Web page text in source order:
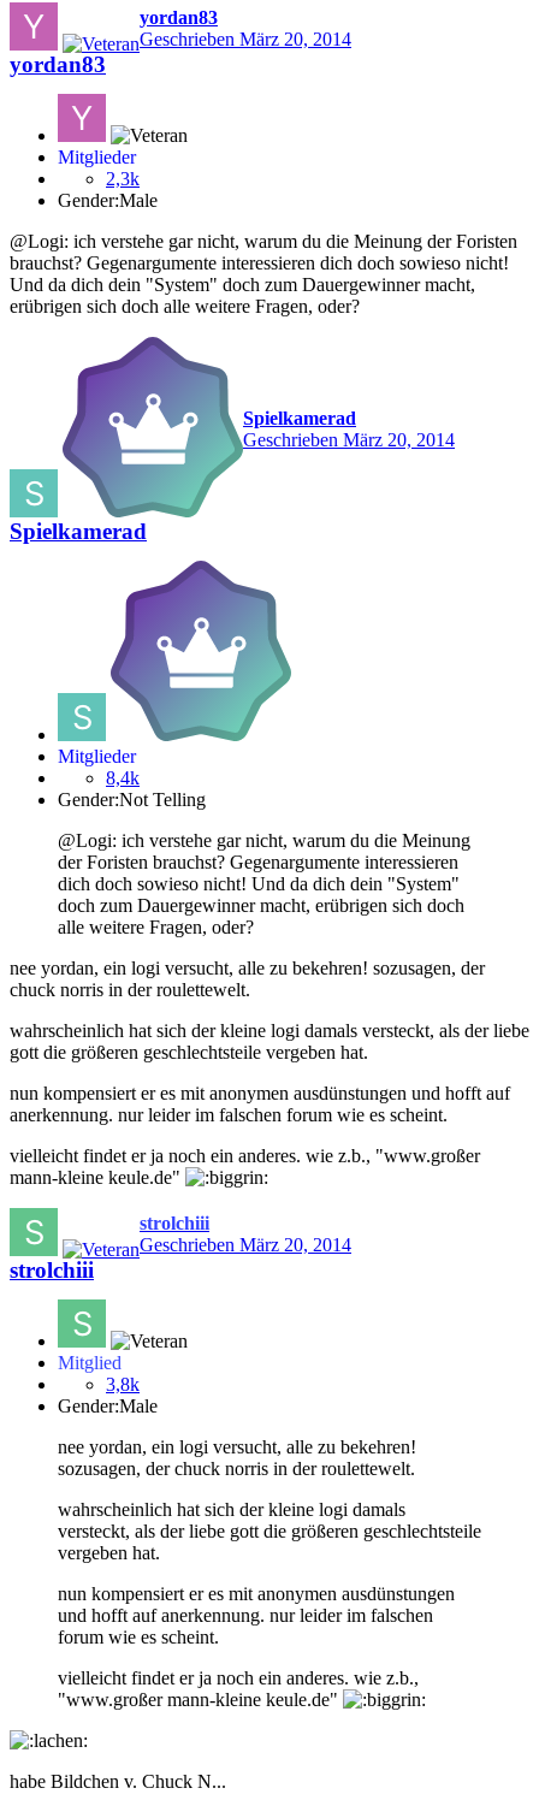
yordan83
Geschrieben März 20, 2014
yordan83
Mitglieder
2,3k
Gender:Male
@Logi: ich verstehe gar nicht, warum du die Meinung der Foristen
brauchst? Gegenargumente interessieren dich doch sowieso nicht!
Und da dich dein "System" doch zum Dauergewinner macht,
erübrigen sich doch alle weitere Fragen, oder?
Spielkamerad
Geschrieben März 20, 2014
Spielkamerad
Mitglieder
8,4k
Gender:Not Telling
@Logi: ich verstehe gar nicht, warum du die Meinung
der Foristen brauchst? Gegenargumente interessieren
dich doch sowieso nicht! Und da dich dein "System"
doch zum Dauergewinner macht, erübrigen sich doch
alle weitere Fragen, oder?
nee yordan, ein logi versucht, alle zu bekehren! sozusagen, der
chuck norris in der roulettewelt.
wahrscheinlich hat sich der kleine logi damals versteckt, als der liebe
gott die größeren geschlechtsteile vergeben hat.
nun kompensiert er es mit anonymen ausdünstungen und hofft auf
anerkennung. nur leider im falschen forum wie es scheint.
vielleicht findet er ja noch ein anderes. wie z.b., "www.großer
mann-kleine keule.de"
strolchiii
Geschrieben März 20, 2014
strolchiii
Mitglied
3,8k
Gender:Male
nee yordan, ein logi versucht, alle zu bekehren!
sozusagen, der chuck norris in der roulettewelt.
wahrscheinlich hat sich der kleine logi damals
versteckt, als der liebe gott die größeren geschlechtsteile
vergeben hat.
nun kompensiert er es mit anonymen ausdünstungen
und hofft auf anerkennung. nur leider im falschen
forum wie es scheint.
vielleicht findet er ja noch ein anderes. wie z.b.,
"www.großer mann-kleine keule.de"
habe Bildchen v. Chuck N...